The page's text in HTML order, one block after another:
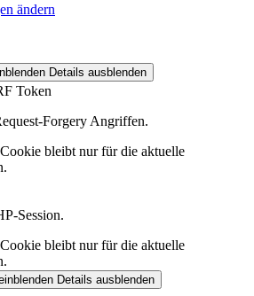
ändern
Details ausblenden
Token
Forgery Angriffen.
bleibt nur für die aktuelle
Session.
bleibt nur für die aktuelle
Details ausblenden